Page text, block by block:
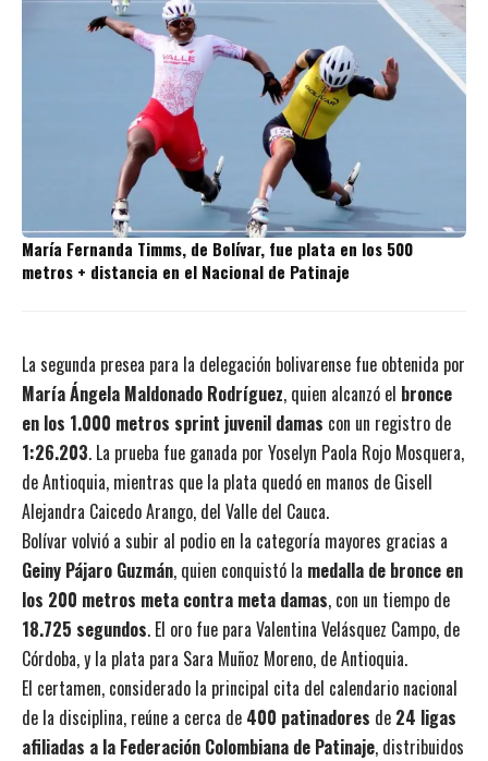
María Fernanda Timms, de Bolívar, fue plata en los 500
metros + distancia en el Nacional de Patinaje
La segunda presea para la delegación bolivarense fue obtenida por
María Ángela Maldonado Rodríguez, quien alcanzó el bronce
en los 1.000 metros sprint juvenil damas con un registro de
1:26.203. La prueba fue ganada por Yoselyn Paola Rojo Mosquera,
de Antioquia, mientras que la plata quedó en manos de Gisell
Alejandra Caicedo Arango, del Valle del Cauca.
Bolívar volvió a subir al podio en la categoría mayores gracias a
Geiny Pájaro Guzmán, quien conquistó la medalla de bronce en
los 200 metros meta contra meta damas, con un tiempo de
18.725 segundos. El oro fue para Valentina Velásquez Campo, de
Córdoba, y la plata para Sara Muñoz Moreno, de Antioquia.
El certamen, considerado la principal cita del calendario nacional
de la disciplina, reúne a cerca de 400 patinadores de 24 ligas
afiliadas a la Federación Colombiana de Patinaje, distribuidos